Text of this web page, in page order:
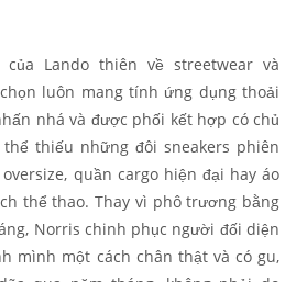
Lando thiên về streetwear và
luôn mang tính ứng dụng thoải
nhá và được phối kết hợp có chủ
thiếu những đôi sneakers phiên
quần cargo hiện đại hay áo
thể thao. Thay vì phô trương bằng
Norris chinh phục người đối diện
mình một cách chân thật và có gu,